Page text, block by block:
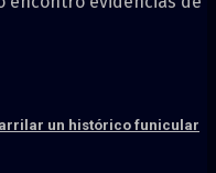
un histórico funicular